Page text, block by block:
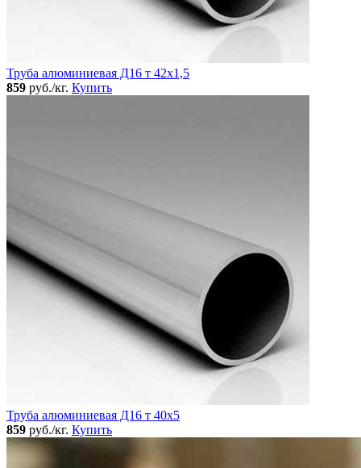
Труба алюминиевая Д16 т 42х1,5
859 руб./кг. Купить
Труба алюминиевая Д16 т 40х5
859 руб./кг. Купить